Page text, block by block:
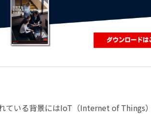
ている背景にはIoT（Internet of Things）